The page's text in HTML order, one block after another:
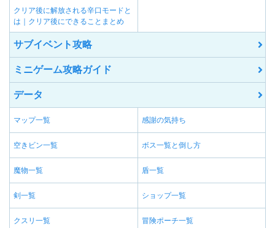
クリア後に解放される辛口モードと
は｜クリア後にできることまとめ
サブイベント攻略
ミニゲーム攻略ガイド
データ
マップ一覧 感謝の気持ち
空きビン一覧 ボス一覧と倒し方
魔物一覧 盾一覧
剣一覧 ショップ一覧
クスリ一覧 冒険ポーチ一覧